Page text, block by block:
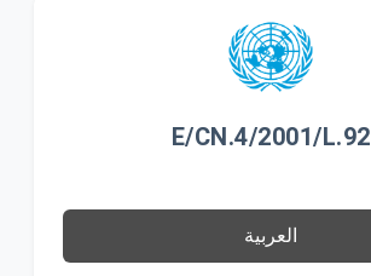
E/CN.4/2001/L.92
العربية